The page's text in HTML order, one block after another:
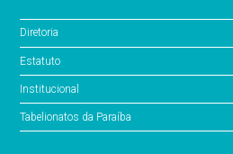
Diretoria
Estatuto
Institucional
Tabelionatos da Paraíba